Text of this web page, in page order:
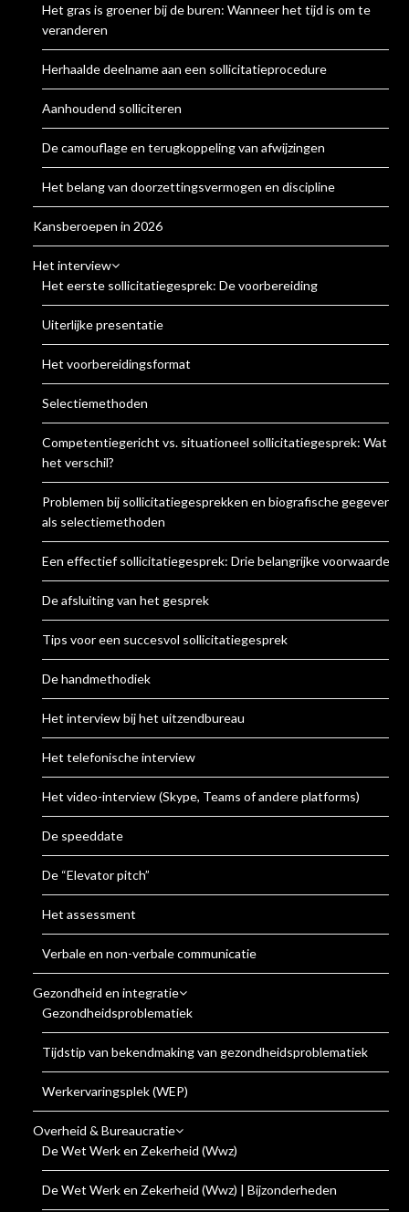
Het gras is groener bij de buren: Wanneer het tijd is om te
veranderen
Herhaalde deelname aan een sollicitatieprocedure
Aanhoudend solliciteren
De camouflage en terugkoppeling van afwijzingen
Het belang van doorzettingsvermogen en discipline
Kansberoepen in 2026
Het interview
Het eerste sollicitatiegesprek: De voorbereiding
Uiterlijke presentatie
Het voorbereidingsformat
Selectiemethoden
Competentiegericht vs. situationeel sollicitatiegesprek: Wat is
het verschil?
Problemen bij sollicitatiegesprekken en biografische gegevens
als selectiemethoden
Een effectief sollicitatiegesprek: Drie belangrijke voorwaarden
De afsluiting van het gesprek
Tips voor een succesvol sollicitatiegesprek
De handmethodiek
Het interview bij het uitzendbureau
Het telefonische interview
Het video-interview (Skype, Teams of andere platforms)
De speeddate
De “Elevator pitch”
Het assessment
Verbale en non-verbale communicatie
Gezondheid en integratie
Gezondheidsproblematiek
Tijdstip van bekendmaking van gezondheidsproblematiek
Werkervaringsplek (WEP)
Overheid & Bureaucratie
De Wet Werk en Zekerheid (Wwz)
De Wet Werk en Zekerheid (Wwz) | Bijzonderheden